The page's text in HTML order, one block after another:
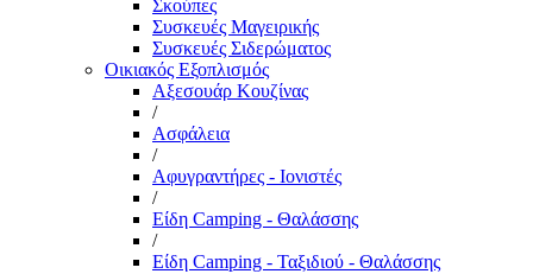
Σκούπες
Συσκευές Μαγειρικής
Συσκευές Σιδερώματος
Οικιακός Εξοπλισμός
Αξεσουάρ Κουζίνας
/
Ασφάλεια
/
Αφυγραντήρες - Ιονιστές
/
Είδη Camping - Θαλάσσης
/
Είδη Camping - Ταξιδιού - Θαλάσσης